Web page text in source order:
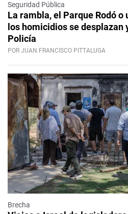
Seguridad Pública
La rambla, el Parque Rodó o
los homicidios se desplazan
Policía
POR JUAN FRANCISCO PITTALUGA
Brecha